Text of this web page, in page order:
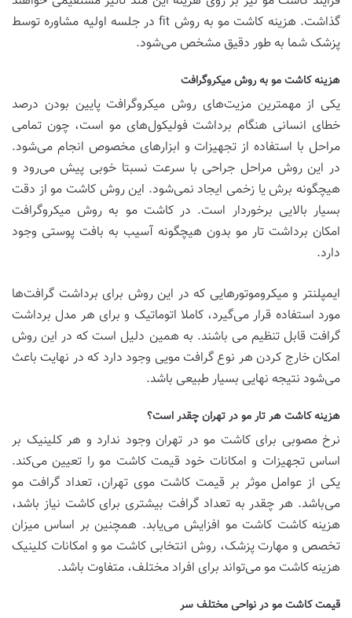
گذاشت. هزینه کاشت مو به روش fit در جلسه اولیه مشاوره توسط
پزشک شما به طور دقیق مشخص می‌شود.
هزینه کاشت مو به روش میکروگرافت
یکی از مهمترین مزیت‌های روش میکروگرافت پایین بودن درصد
خطای انسانی هنگام برداشت فولیکول‌های مو است، چون تمامی
مراحل با استفاده از تجهیزات و ابزارهای مخصوص انجام می‌شود.
در این روش مراحل جراحی با سرعت نسبتا خوبی پیش می‌رود و
هیچگونه برش یا زخمی ایجاد نمی‌شود. این روش کاشت مو از دقت
بسیار بالایی برخوردار است. در کاشت مو به روش میکروگرافت
امکان برداشت تار مو بدون هیچگونه آسیب به بافت پوستی وجود
دارد.
ایمپلنتر و میکروموتورهایی که در این روش برای برداشت گرافت‌ها
مورد استفاده قرار می‌گیرد، کاملا اتوماتیک و برای هر مدل برداشت
گرافت قابل تنظیم می باشند. به همین دلیل است که در این روش
امکان خارج کردن هر نوع گرافت مویی وجود دارد که در نهایت باعث
می‌شود نتیجه نهایی بسیار طبیعی باشد.
هزینه کاشت هر تار مو در تهران چقدر است؟
نرخ مصوبی برای کاشت مو در تهران وجود ندارد و هر کلینیک بر
اساس تجهیزات و امکانات خود قیمت کاشت مو را تعیین می‌کند.
یکی از عوامل موثر بر قیمت کاشت موی تهران، تعداد گرافت مو
می‌باشد. هر چقدر به تعداد گرافت بیشتری برای کاشت نیاز باشد،
هزینه کاشت کاشت مو افزایش می‌یابد. همچنین بر اساس میزان
تخصص و مهارت پزشک، روش انتخابی کاشت مو و امکانات کلینیک
هزینه کاشت مو می‌تواند برای افراد مختلف، متفاوت باشد.
قیمت کاشت مو در نواحی مختلف سر